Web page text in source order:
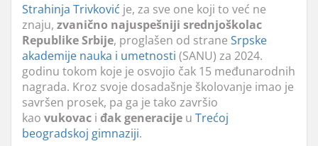
Strahinja Trivković je, za sve one koji to već ne
znaju, zvanično najuspešniji srednjoškolac
Republike Srbije, proglašen od strane Srpske
akademije nauka i umetnosti (SANU) za 2024.
godinu tokom koje je osvojio čak 15 međunarodnih
nagrada. Kroz svoje dosadašnje školovanje imao je
savršen prosek, pa ga je tako završio
kao vukovac i đak generacije u Trećoj
beogradskoj gimnaziji.